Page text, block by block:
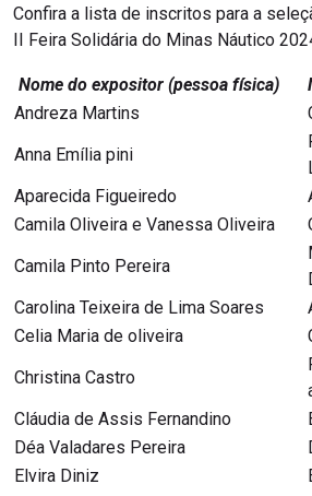
Confira a lista de inscritos para a
II Feira Solidária do Minas Náutico
Nome do expositor (pessoa física)
Andreza Martins
Anna Emília pini
Aparecida Figueiredo
Camila Oliveira e Vanessa Oliveira
Camila Pinto Pereira
Carolina Teixeira de Lima Soares
Celia Maria de oliveira
Christina Castro
Cláudia de Assis Fernandino
Déa Valadares Pereira
Elvira Diniz